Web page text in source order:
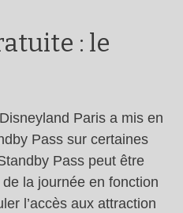
: le
Paris a mis en
Pass sur certaines
Pass peut être
la journée en fonction
l’accès aux attraction